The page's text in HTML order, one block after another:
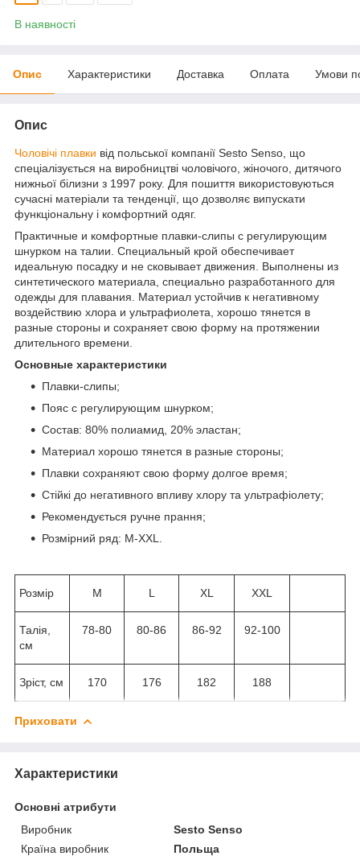
В наявності
Опис Характеристики Доставка Оплата Умови
Опис
Чоловічі плавки від польської компанії Sesto Senso, що
спеціалізується на виробництві чоловічого, жіночого, дитячого
нижньої білизни з 1997 року. Для пошиття використовуються
сучасні матеріали та тенденції, що дозволяє випускати
функціональну і комфортний одяг.
Практичные и комфортные плавки-слипы с регулирующим
шнурком на талии. Специальный крой обеспечивает
идеальную посадку и не сковывает движения. Выполнены из
синтетического материала, специально разработанного для
одежды для плавания. Материал устойчив к негативному
воздействию хлора и ультрафиолета, хорошо тянется в
разные стороны и сохраняет свою форму на протяжении
длительного времени.
Основные характеристики
Плавки-слипы;
Пояс с регулирующим шнурком;
Состав: 80% полиамид, 20% эластан;
Материал хорошо тянется в разные стороны;
Плавки сохраняют свою форму долгое время;
Стійкі до негативного впливу хлору та ультрафіолету;
Рекомендується ручне прання;
Розмірний ряд: M-XXL.
Розмір M L XL XXL
Талія,
см
78-80 80-86 86-92 92-100
Зріст, см 170 176 182 188
Приховати
Характеристики
Основні атрибути
Виробник
Sesto Senso
Країна виробник
Польща